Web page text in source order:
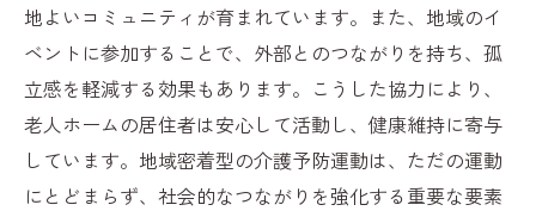
地よいコミュニティが育まれています。また、地域のイ
ベントに参加することで、外部とのつながりを持ち、孤
立感を軽減する効果もあります。こうした協力により、
老人ホームの居住者は安心して活動し、健康維持に寄与
しています。地域密着型の介護予防運動は、ただの運動
にとどまらず、社会的なつながりを強化する重要な要素